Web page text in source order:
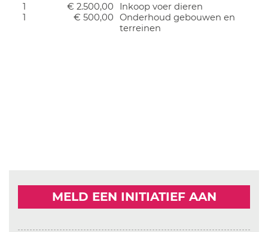
1
€ 2.500,00
Inkoop voer dieren
1
€ 500,00
Onderhoud gebouwen en
terreinen
MELD EEN INITIATIEF AAN